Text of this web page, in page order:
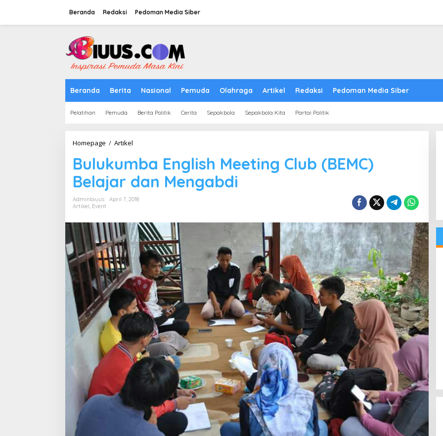
Beranda Redaksi Pedoman Media Siber
Beranda Berita Nasional Pemuda Olahraga Artikel Redaksi Pedoman Media Siber
Pelatihan Pemuda Berita Politik Cerita Sepakbola Sepakbola Kita Partai Politik
Homepage / Artikel
Meeting
Club
(BEMC)
Belajar
dan
Bulukumba English Meeting Club (BEMC)
Belajar dan Mengabdi
Adminbiuus
April 7, 2018
Artikel, Event